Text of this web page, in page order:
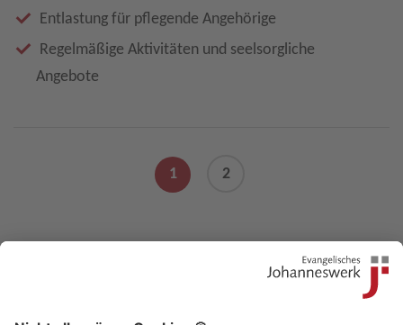
Entlastung für pflegende Angehörige
Regelmäßige Aktivitäten und seelsorgliche
Angebote
1 2